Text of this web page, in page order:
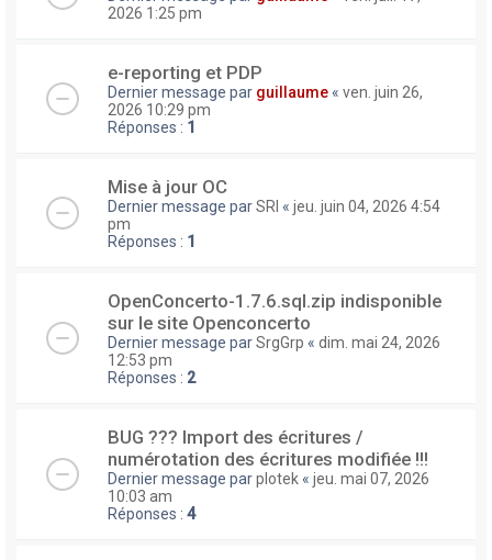
2026 1:25 pm
e-reporting et PDP
Dernier message par guillaume « ven. juin 26,
2026 10:29 pm
Réponses : 1
Mise à jour OC
Dernier message parSRI « jeu. juin 04, 2026 4:54
pm
Réponses : 1
OpenConcerto-1.7.6.sql.zip indisponible
sur le site Openconcerto
Dernier message parSrgGrp « dim. mai 24, 2026
12:53 pm
Réponses : 2
BUG ??? Import des écritures /
numérotation des écritures modifiée !!!
Dernier message parplotek « jeu. mai 07, 2026
10:03 am
Réponses : 4